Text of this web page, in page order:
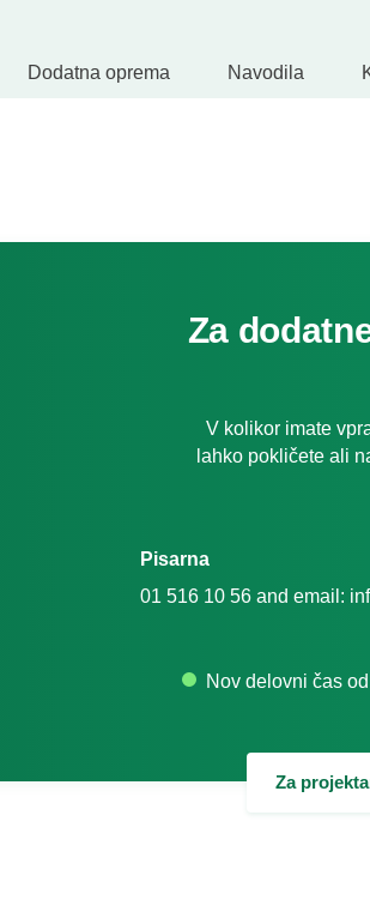
Dodatna oprema Navodila
Za
V kolikor imate
lahko pokličete ali
Pisarna
01 516 10 56 and email:
Nov delovni čas od
Za